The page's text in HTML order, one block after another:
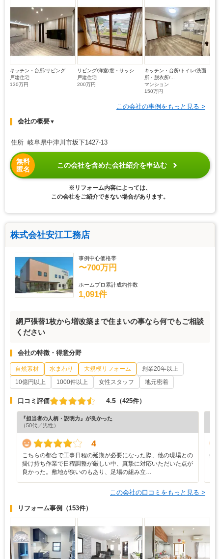
キッチン・台所/リビング
戸建住宅
130万円
リビング/洋室/窓・サッシ
戸建住宅
200万円
キッチン・台所/トイレ/洗面
所・脱衣所/...
マンション
150万円
この会社の事例をもっと見る >
会社の概要▼
住所 岐阜県中津川市坂下1427-13
無料
匿名
この会社を含めた会社紹介を申込む
※リフォーム内容によっては、
この会社をご紹介できない場合があります。
株式会社安江工務店
事例中心価格帯
〜700万円
ホームプロ累計成約件数
1,091件
網戸張替1枚から増改築まで住まいの事なら何でもご相談
ください
会社の特徴・得意分野
自然素材 水まわり 大規模リフォーム
創業20年以上
10億円以上
1000件以上 女性スタッフ 地元密着
口コミ評価 4.5 （425件）
『担当者の人柄・説明力』が良かった
（50代／男性）
4
こちらの都合で工事日程の延期が必要になった際、他の現場との
掛け持ち作業で日程調整が厳しい中、真摯に対応いただいた点が
良かった。敷地が狭いのもあり、足場の組み立…
修
この会社の口コミをもっと見る >
リフォーム事例 （153件）